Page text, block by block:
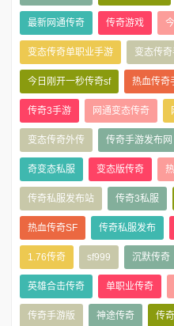
最新网通传奇 传奇游戏
变态传奇单职业手游 变态传
今日刚开一秒传奇sf 热血传奇
传奇3手游 网通变态传奇
变态传奇外传 传奇手游发布网
奇变态私服 变态版传奇
传奇私服发布站 传奇3私服
热血传奇SF 传奇私服发布
1.76传奇 sf999 沉默传奇
英雄合击传奇 单职业传奇
传奇手游版 神途传奇 传